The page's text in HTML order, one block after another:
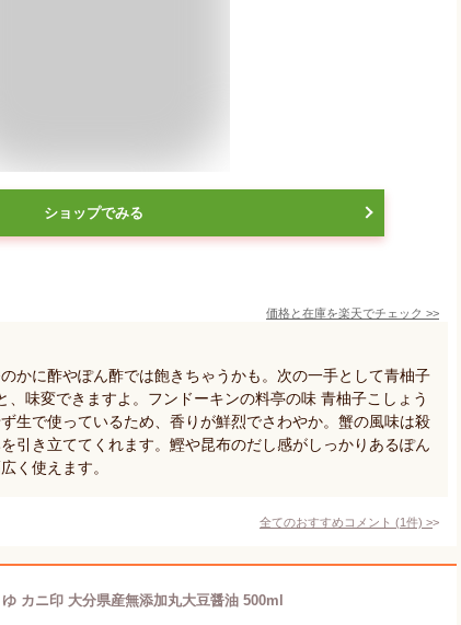
ショップでみる
価格と在庫を楽天でチェック >>
かに酢やぽん酢では飽きちゃうかも。次の一手として青柚子
、味変できますよ。フンドーキンの料亭の味 青柚子こしょう
生で使っているため、香りが鮮烈でさわやか。蟹の風味は殺
引き立ててくれます。鰹や昆布のだし感がしっかりあるぽん
く使えます。
全てのおすすめコメント (1件) >
カニ印 大分県産無添加丸大豆醤油 500ml